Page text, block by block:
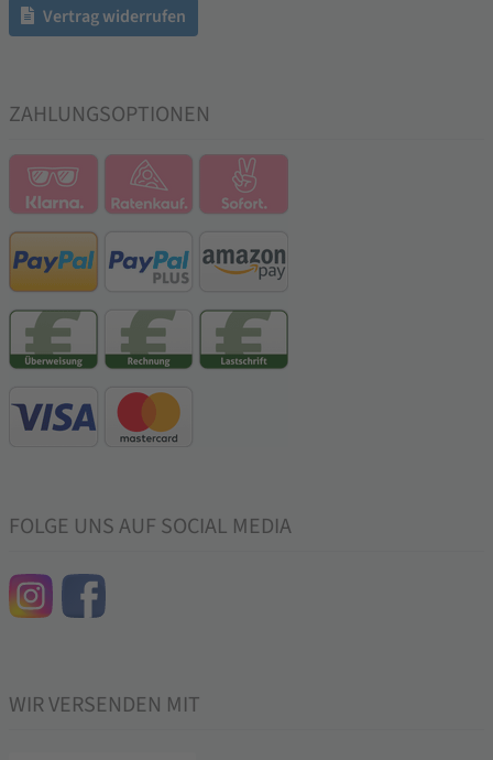
Vertrag widerrufen
ZAHLUNGSOPTIONEN
FOLGE UNS AUF SOCIAL MEDIA
WIR VERSENDEN MIT